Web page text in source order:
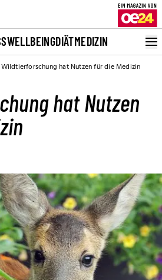
WELLBEINGDIÄTMEDIZIN
Wildtierforschung hat Nutzen für die Medizin
hat Nutzen